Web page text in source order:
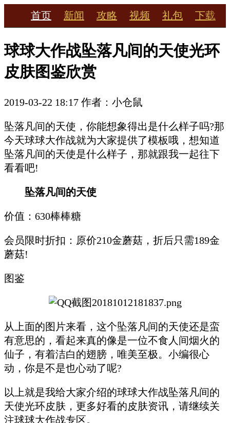
首页 新闻 攻略 视频 礼包 下载
球球大作战坠落凡间的天使光环
皮肤图鉴欣赏
2019-03-22 18:17 作者：小仓鼠
坠落凡间的天使，你能想象得出是什么样子吗?那
今天球球大作战就为大家提供了模板哦，想知道
坠落凡间的天使是什么样子，那就跟我一起往下
看看吧!
坠落凡间的天使
价值：630棒棒糖
会员限时折扣：原价210金蘑菇，折后只需189金
蘑菇!
图鉴
从上面的图片来看，这个坠落凡间的天使还是蛮
有意思的，看起来真的像是一位不食人间烟火的
仙子，有着洁白的翅膀，唯美至极。小编很心
动，你是不是也心动了呢?
以上就是我给大家介绍的球球大作战坠落凡间的
天使光环皮肤，更多好看的皮肤资讯，请继续关
注球球大作战专区。